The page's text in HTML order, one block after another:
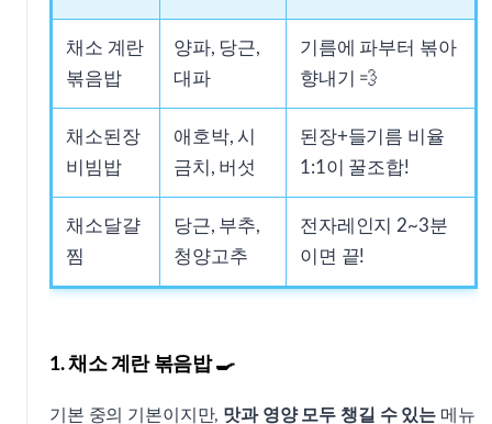
채소 계란
볶음밥
양파, 당근,
대파
기름에 파부터 볶아
향내기 💨
채소된장
비빔밥
애호박, 시
금치, 버섯
된장+들기름 비율
1:1이 꿀조합!
채소달걀
찜
당근, 부추,
청양고추
전자레인지 2~3분
이면 끝!
1. 채소 계란 볶음밥 🍳
기본 중의 기본이지만, 맛과 영양 모두 챙길 수 있는메뉴